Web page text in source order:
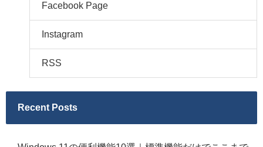
Facebook Page
Instagram
RSS
Recent Posts